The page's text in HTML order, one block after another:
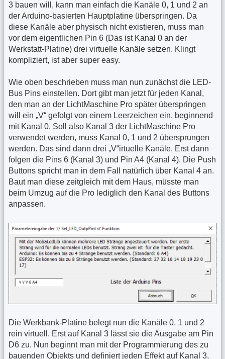
3 bauen will, kann man einfach die Kanäle 0, 1 und 2 an
der Arduino-basierten Hauptplatine überspringen. Da
diese Kanäle aber physisch nicht existieren, muss man
vor dem eigentlichen Pin 6 (Das ist Kanal 0 an der
Werkstatt-Platine) drei virtuelle Kanäle setzen. Klingt
kompliziert, ist aber super easy.
Wie oben beschrieben muss man nun zunächst die LED-
Bus Pins einstellen. Dort gibt man jetzt für jeden Kanal,
den man an der LichtMaschine Pro später überspringen
will ein „V“ gefolgt von einem Leerzeichen ein, beginnend
mit Kanal 0. Soll also Kanal 3 der LichtMaschine Pro
verwendet werden, muss Kanal 0, 1 und 2 übersprungen
werden. Das sind dann drei „V“irtuelle Kanäle. Erst dann
folgen die Pins 6 (Kanal 3) und Pin A4 (Kanal 4). Die Push
Buttons spricht man in dem Fall natürlich über Kanal 4 an.
Baut man diese zeitgleich mit dem Haus, müsste man
beim Umzug auf die Pro lediglich den Kanal des Buttons
anpassen.
Die Werkbank-Platine belegt nun die Kanäle 0, 1 und 2
rein virtuell. Erst auf Kanal 3 lässt sie die Ausgabe am Pin
D6 zu. Nun beginnt man mit der Programmierung des zu
bauenden Objekts und definiert jeden Effekt auf Kanal 3,